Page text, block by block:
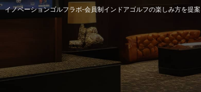
イノベーションゴルフラボ-会員制インドアゴルフの楽しみ方を提案